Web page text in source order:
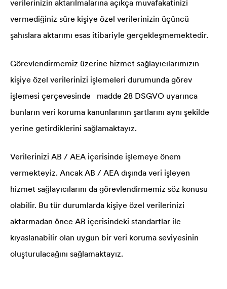
verilerinizin aktarılmalarına açıkça muvafakatinizi
vermediğiniz süre kişiye özel verilerinizin üçüncü
şahıslara aktarımı esas itibariyle gerçekleşmemektedir.
Görevlendirmemiz üzerine hizmet sağlayıcılarımızın
kişiye özel verilerinizi işlemeleri durumunda görev
işlemesi çerçevesinde madde 28 DSGVO uyarınca
bunların veri koruma kanunlarının şartlarını aynı şekilde
yerine getirdiklerini sağlamaktayız.
Verilerinizi AB / AEA içerisinde işlemeye önem
vermekteyiz. Ancak AB / AEA dışında veri işleyen
hizmet sağlayıcılarını da görevlendirmemiz söz konusu
olabilir. Bu tür durumlarda kişiye özel verilerinizi
aktarmadan önce AB içerisindeki standartlar ile
kıyaslanabilir olan uygun bir veri koruma seviyesinin
oluşturulacağını sağlamaktayız.